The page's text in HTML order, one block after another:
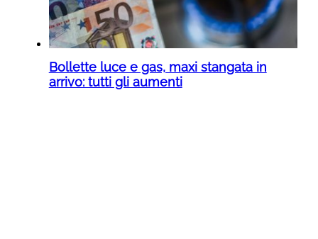
Bollette luce e gas, maxi stangata in
arrivo: tutti gli aumenti